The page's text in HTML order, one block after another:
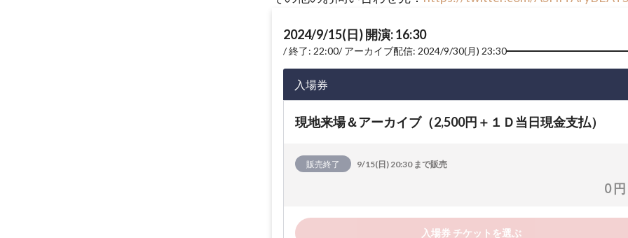
2024/9/15(日) 開演: 16:30
終了: 22:00 アーカイブ配信: 2024/9/30(月) 23:30
入場券
現地来場＆アーカイブ（2,500円＋１Ｄ当日現金支払）
販売終了 9/15(日) 20:30 まで販売
0 円
入場券 チケットを選ぶ